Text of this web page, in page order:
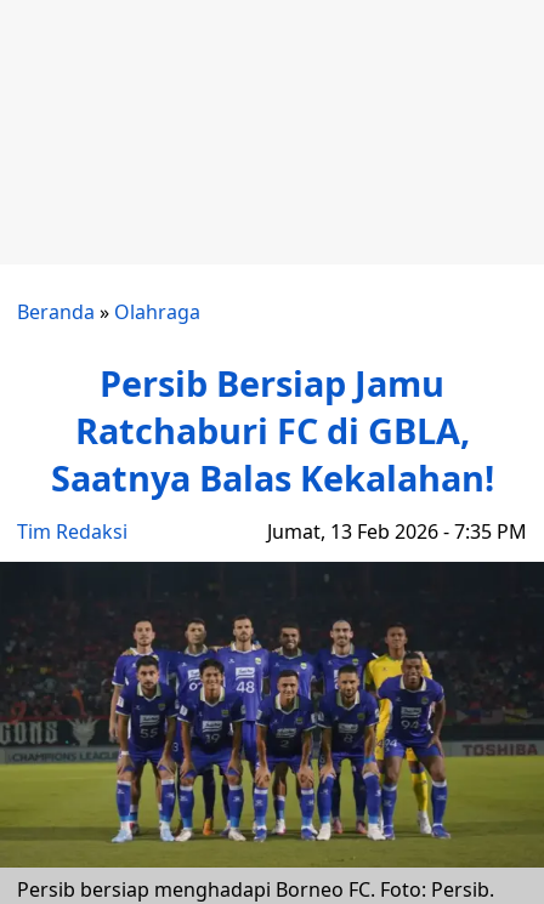
Beranda » Olahraga
Persib Bersiap Jamu
Ratchaburi FC di GBLA,
Saatnya Balas Kekalahan!
Tim Redaksi Jumat, 13 Feb 2026 - 7:35 PM
Persib bersiap menghadapi Borneo FC. Foto: Persib.